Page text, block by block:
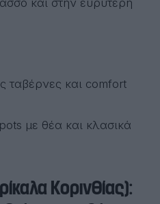
και στην ευρύτερη
ταβέρνες και comfort
με θέα και κλασικά
Κορινθίας):